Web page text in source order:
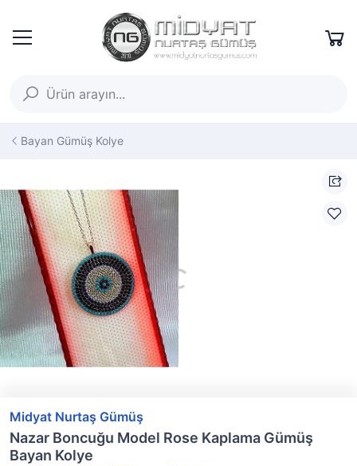
Bayan Gümüş Kolye
Midyat Nurtaş Gümüş
Nazar Boncuğu Model Rose Kaplama Gümüş
Bayan Kolye